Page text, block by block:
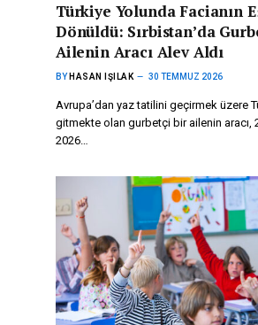
Türkiye Yolunda Facianın
Dönüldü: Sırbistan’da
Ailenin Aracı Alev Aldı
BY HASAN IŞILAK 30 TEMMUZ 2026
Avrupa’dan yaz tatilini geçirmek üzere
gitmekte olan gurbetçi bir ailenin aracı,
2026…